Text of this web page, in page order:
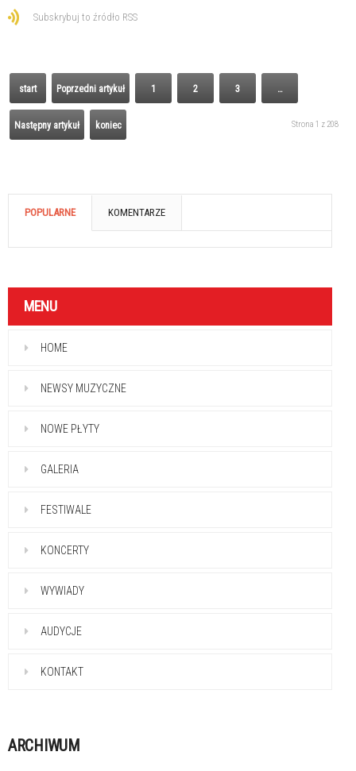
Subskrybuj to źródło RSS
start Poprzedni artykuł 1 2 3 …
Następny artykuł koniec Strona 1 z 208
POPULARNE KOMENTARZE
MENU
HOME
NEWSY MUZYCZNE
NOWE PŁYTY
GALERIA
FESTIWALE
KONCERTY
WYWIADY
AUDYCJE
KONTAKT
ARCHIWUM